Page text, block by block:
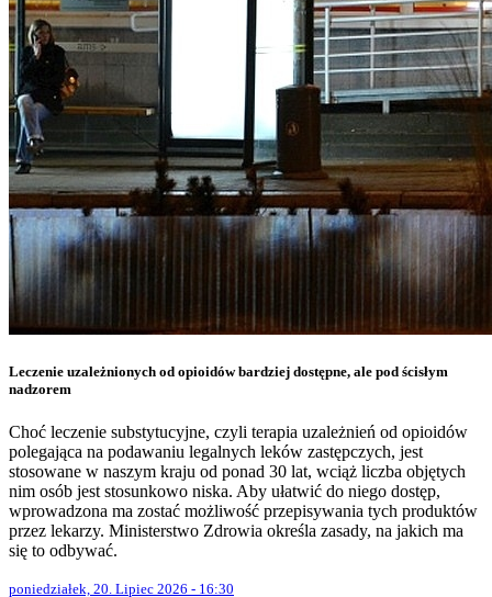
Leczenie uzależnionych od opioidów bardziej dostępne, ale pod ścisłym
nadzorem
Choć leczenie substytucyjne, czyli terapia uzależnień od opioidów
polegająca na podawaniu legalnych leków zastępczych, jest
stosowane w naszym kraju od ponad 30 lat, wciąż liczba objętych
nim osób jest stosunkowo niska. Aby ułatwić do niego dostęp,
wprowadzona ma zostać możliwość przepisywania tych produktów
przez lekarzy. Ministerstwo Zdrowia określa zasady, na jakich ma
się to odbywać.
poniedziałek, 20. Lipiec 2026 - 16:30